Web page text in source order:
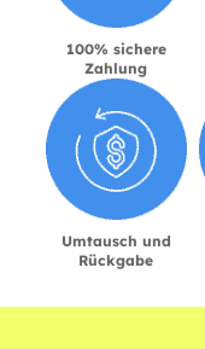
100% sichere
Zahlung
Umtausch und
Rückgabe